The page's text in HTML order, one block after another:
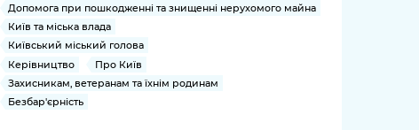
Допомога при пошкодженні та знищенні нерухомого майна
Київ та міська влада
Київський міський голова
Керівництво
Про Київ
Захисникам, ветеранам та їхнім родинам
Безбар'єрність